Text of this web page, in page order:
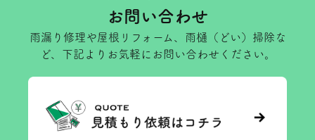
お問い合わせ
雨漏り修理や屋根リフォーム、雨樋（どい）掃除な
ど、下記よりお気軽にお問い合わせください。